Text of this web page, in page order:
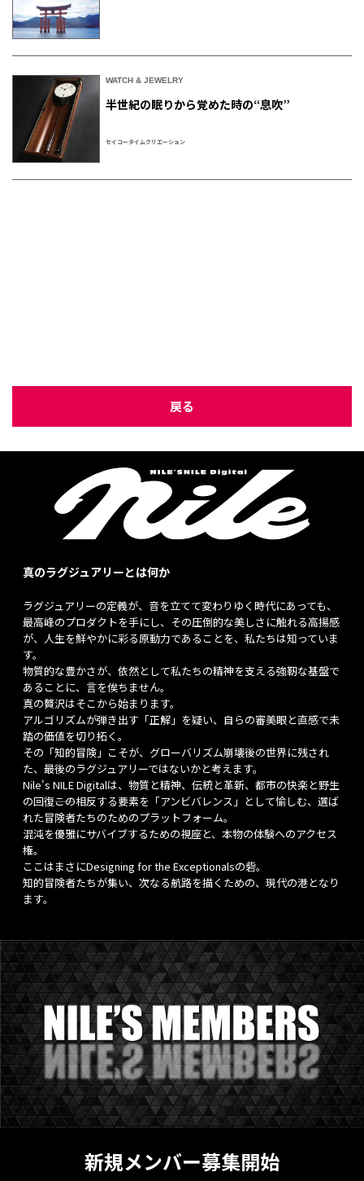
WATCH & JEWELRY
半世紀の眠りから覚めた時の“息吹”
セイコータイムクリエーション
戻る
真のラグジュアリーとは何か
ラグジュアリーの定義が、音を立てて変わりゆく時代にあっても、
最高峰のプロダクトを手にし、その圧倒的な美しさに触れる高揚感
が、人生を鮮やかに彩る原動力であることを、私たちは知っていま
す。
物質的な豊かさが、依然として私たちの精神を支える強靭な基盤で
あることに、言を俟ちません。
真の贅沢はそこから始まります。
アルゴリズムが弾き出す「正解」を疑い、自らの審美眼と直感で未
踏の価値を切り拓く。
その「知的冒険」こそが、グローバリズム崩壊後の世界に残され
た、最後のラグジュアリーではないかと考えます。
Nile's NILE Digitalは、物質と精神、伝統と革新、都市の快楽と野生
の回復――この相反する要素を「アンビバレンス」として愉しむ、選ば
れた冒険者たちのためのプラットフォーム。
混沌を優雅にサバイブするための視座と、本物の体験へのアクセス
権。
ここはまさにDesigning for the Exceptionalsの砦。
知的冒険者たちが集い、次なる航路を描くための、現代の港となり
ます。
新規メンバー募集開始